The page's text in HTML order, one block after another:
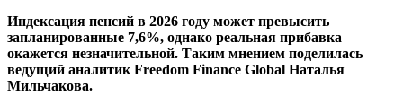
Индексация пенсий в 2026 году может превысить
запланированные 7,6%, однако реальная прибавка
окажется незначительной. Таким мнением поделилась
ведущий аналитик Freedom Finance Global Наталья
Мильчакова.